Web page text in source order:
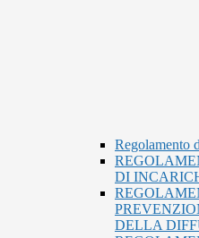
Regolamento
DI
DELLA